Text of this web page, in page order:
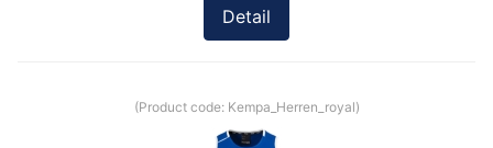
Detail
(Product code: Kempa_Herren_royal)